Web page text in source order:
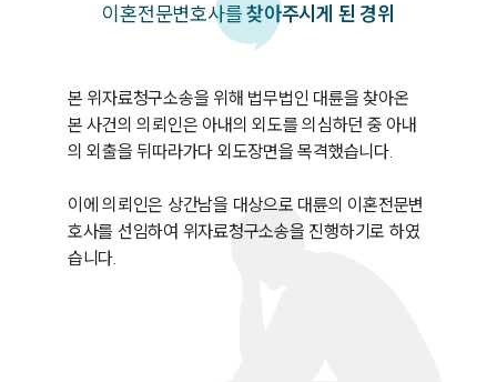
이혼전문변호사를찾아주시게 된 경위
본 위자료청구소송을 위해 법무법인 대륜을 찾아온
본 사건의 의뢰인은 아내의 외도를 의심하던 중 아내
의 외출을 뒤따라가다 외도장면을 목격했습니다.
이에 의뢰인은 상간남을 대상으로 대륜의 이혼전문변
호사를 선임하여 위자료청구소송을 진행하기로 하였
습니다.